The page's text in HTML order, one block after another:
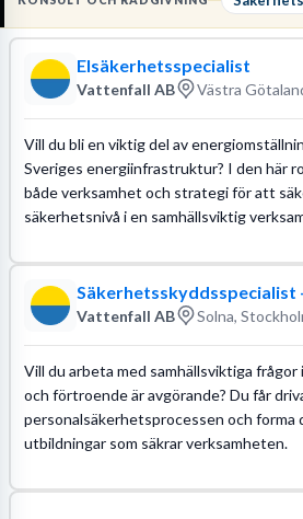
säkerhetsarbete eller försvar samt en
i kundens verksamhet och bygger
adresserar dessa brister.
Elsäkerhetsspecialist
Vattenfall AB Västra
Vill du bli en viktig del av
Sveriges energiinfrastruktur? I den här
både verksamhet och strategi för att
säkerhetsnivå i en samhällsviktig
Säkerhetsskyddsspecialist
Vattenfall AB Solna,
Vill du arbeta med samhällsviktiga
och förtroende är avgörande? Du får
personalsäkerhetsprocessen och forma
utbildningar som säkrar verksamheten.